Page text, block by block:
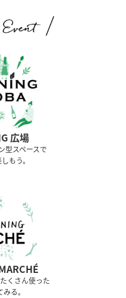
広場
型スペースで
もう。
くさん使った
る。